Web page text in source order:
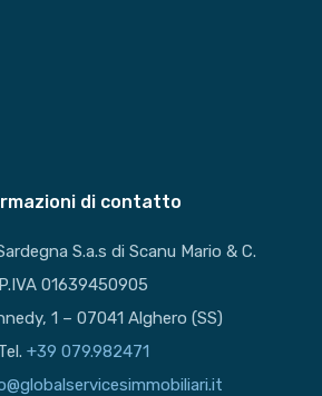
di contatto
S.a.s di Scanu Mario & C.
P.IVA 01639450905
1 – 07041 Alghero (SS)
+39 079.982471